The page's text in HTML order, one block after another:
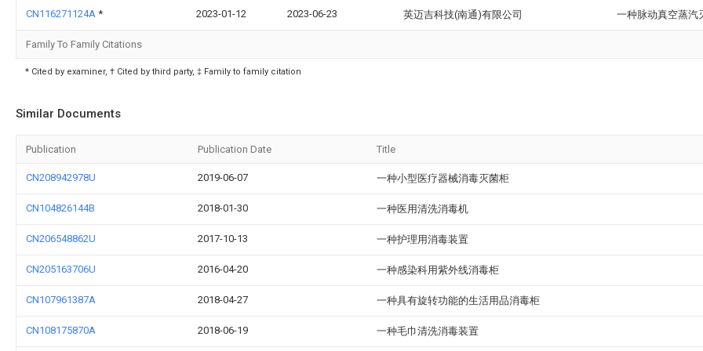
CN116271124A * 2023-01-12 2023-06-23 英迈吉科技(南通)有限公司 一种脉动真空蒸汽
Family To Family Citations
* Cited by examiner, † Cited by third party, ‡ Family to family citation
Similar Documents
Publication Publication Date Title
CN208942978U 2019-06-07 一种小型医疗器械消毒灭菌柜
CN104826144B 2018-01-30 一种医用清洗消毒机
CN206548862U 2017-10-13 一种护理用消毒装置
CN205163706U 2016-04-20 一种感染科用紫外线消毒柜
CN107961387A 2018-04-27 一种具有旋转功能的生活用品消毒柜
CN108175870A 2018-06-19 一种毛巾清洗消毒装置